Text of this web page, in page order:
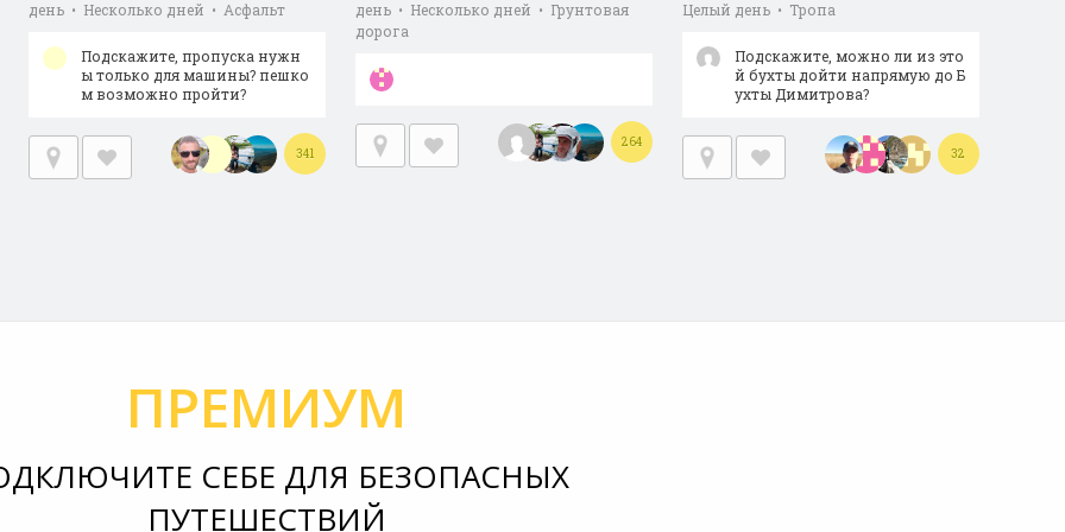
день • Несколько дней • Асфальт
Подскажите, пропуска нужн
ы только для машины? пешко
м возможно пройти?
341
день • Несколько дней • Грунтовая
дорога
264
Целый день • Тропа
Подскажите, можно ли из это
й бухты дойти напрямую до Б
ухты Димитрова?
32
ПРЕМИУМ
СЕБЕ ДЛЯ БЕЗОПАСНЫХ
ПУТЕШЕСТВИЙ